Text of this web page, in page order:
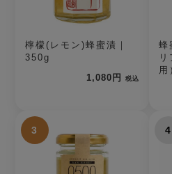
檸檬(レモン)蜂蜜漬｜
350g
1,080円
税込
蜂
用
3 4